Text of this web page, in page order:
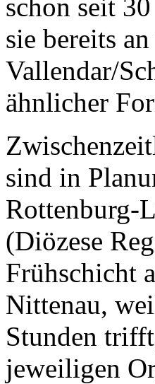
schon seit
sie bereits
Vallendar/
ähnlicher
sind in
Rottenburg-
(Diözese
Frühschicht
Nittenau,
Stunden
jeweiligen